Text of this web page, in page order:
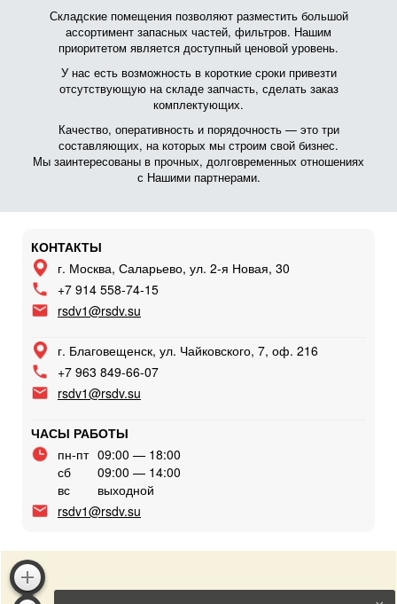
Складские помещения позволяют разместить большой
ассортимент запасных частей, фильтров. Нашим
приоритетом является доступный ценовой уровень.
У нас есть возможность в короткие сроки привезти
отсутствующую на складе запчасть, сделать заказ
комплектующих.
Качество, оперативность и порядочность — это три
составляющих, на которых мы строим свой бизнес.
Мы заинтересованы в прочных, долговременных отношениях
с Нашими партнерами.
КОНТАКТЫ
г. Москва, Саларьево, ул. 2-я Новая, 30
+7 914 558-74-15
rsdv1@rsdv.su
г. Благовещенск, ул. Чайковского, 7, оф. 216
+7 963 849-66-07
rsdv1@rsdv.su
ЧАСЫ РАБОТЫ
пн-пт 09:00 — 18:00
сб
09:00 — 14:00
вс
выходной
rsdv1@rsdv.su